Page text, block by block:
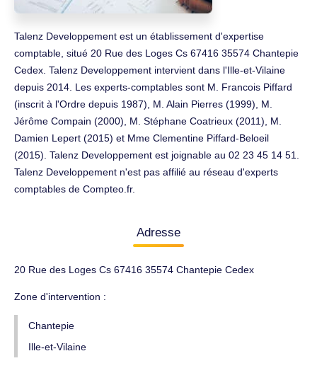
Talenz Developpement est un établissement d'expertise
comptable, situé 20 Rue des Loges Cs 67416 35574 Chantepie
Cedex. Talenz Developpement intervient dans l'Ille-et-Vilaine
depuis 2014. Les experts-comptables sont M. Francois Piffard
(inscrit à l'Ordre depuis 1987), M. Alain Pierres (1999), M.
Jérôme Compain (2000), M. Stéphane Coatrieux (2011), M.
Damien Lepert (2015) et Mme Clementine Piffard-Beloeil
(2015). Talenz Developpement est joignable au 02 23 45 14 51.
Talenz Developpement n'est pas affilié au réseau d'experts
comptables de Compteo.fr.
Adresse
20 Rue des Loges Cs 67416 35574 Chantepie Cedex
Zone d'intervention :
Chantepie
Ille-et-Vilaine